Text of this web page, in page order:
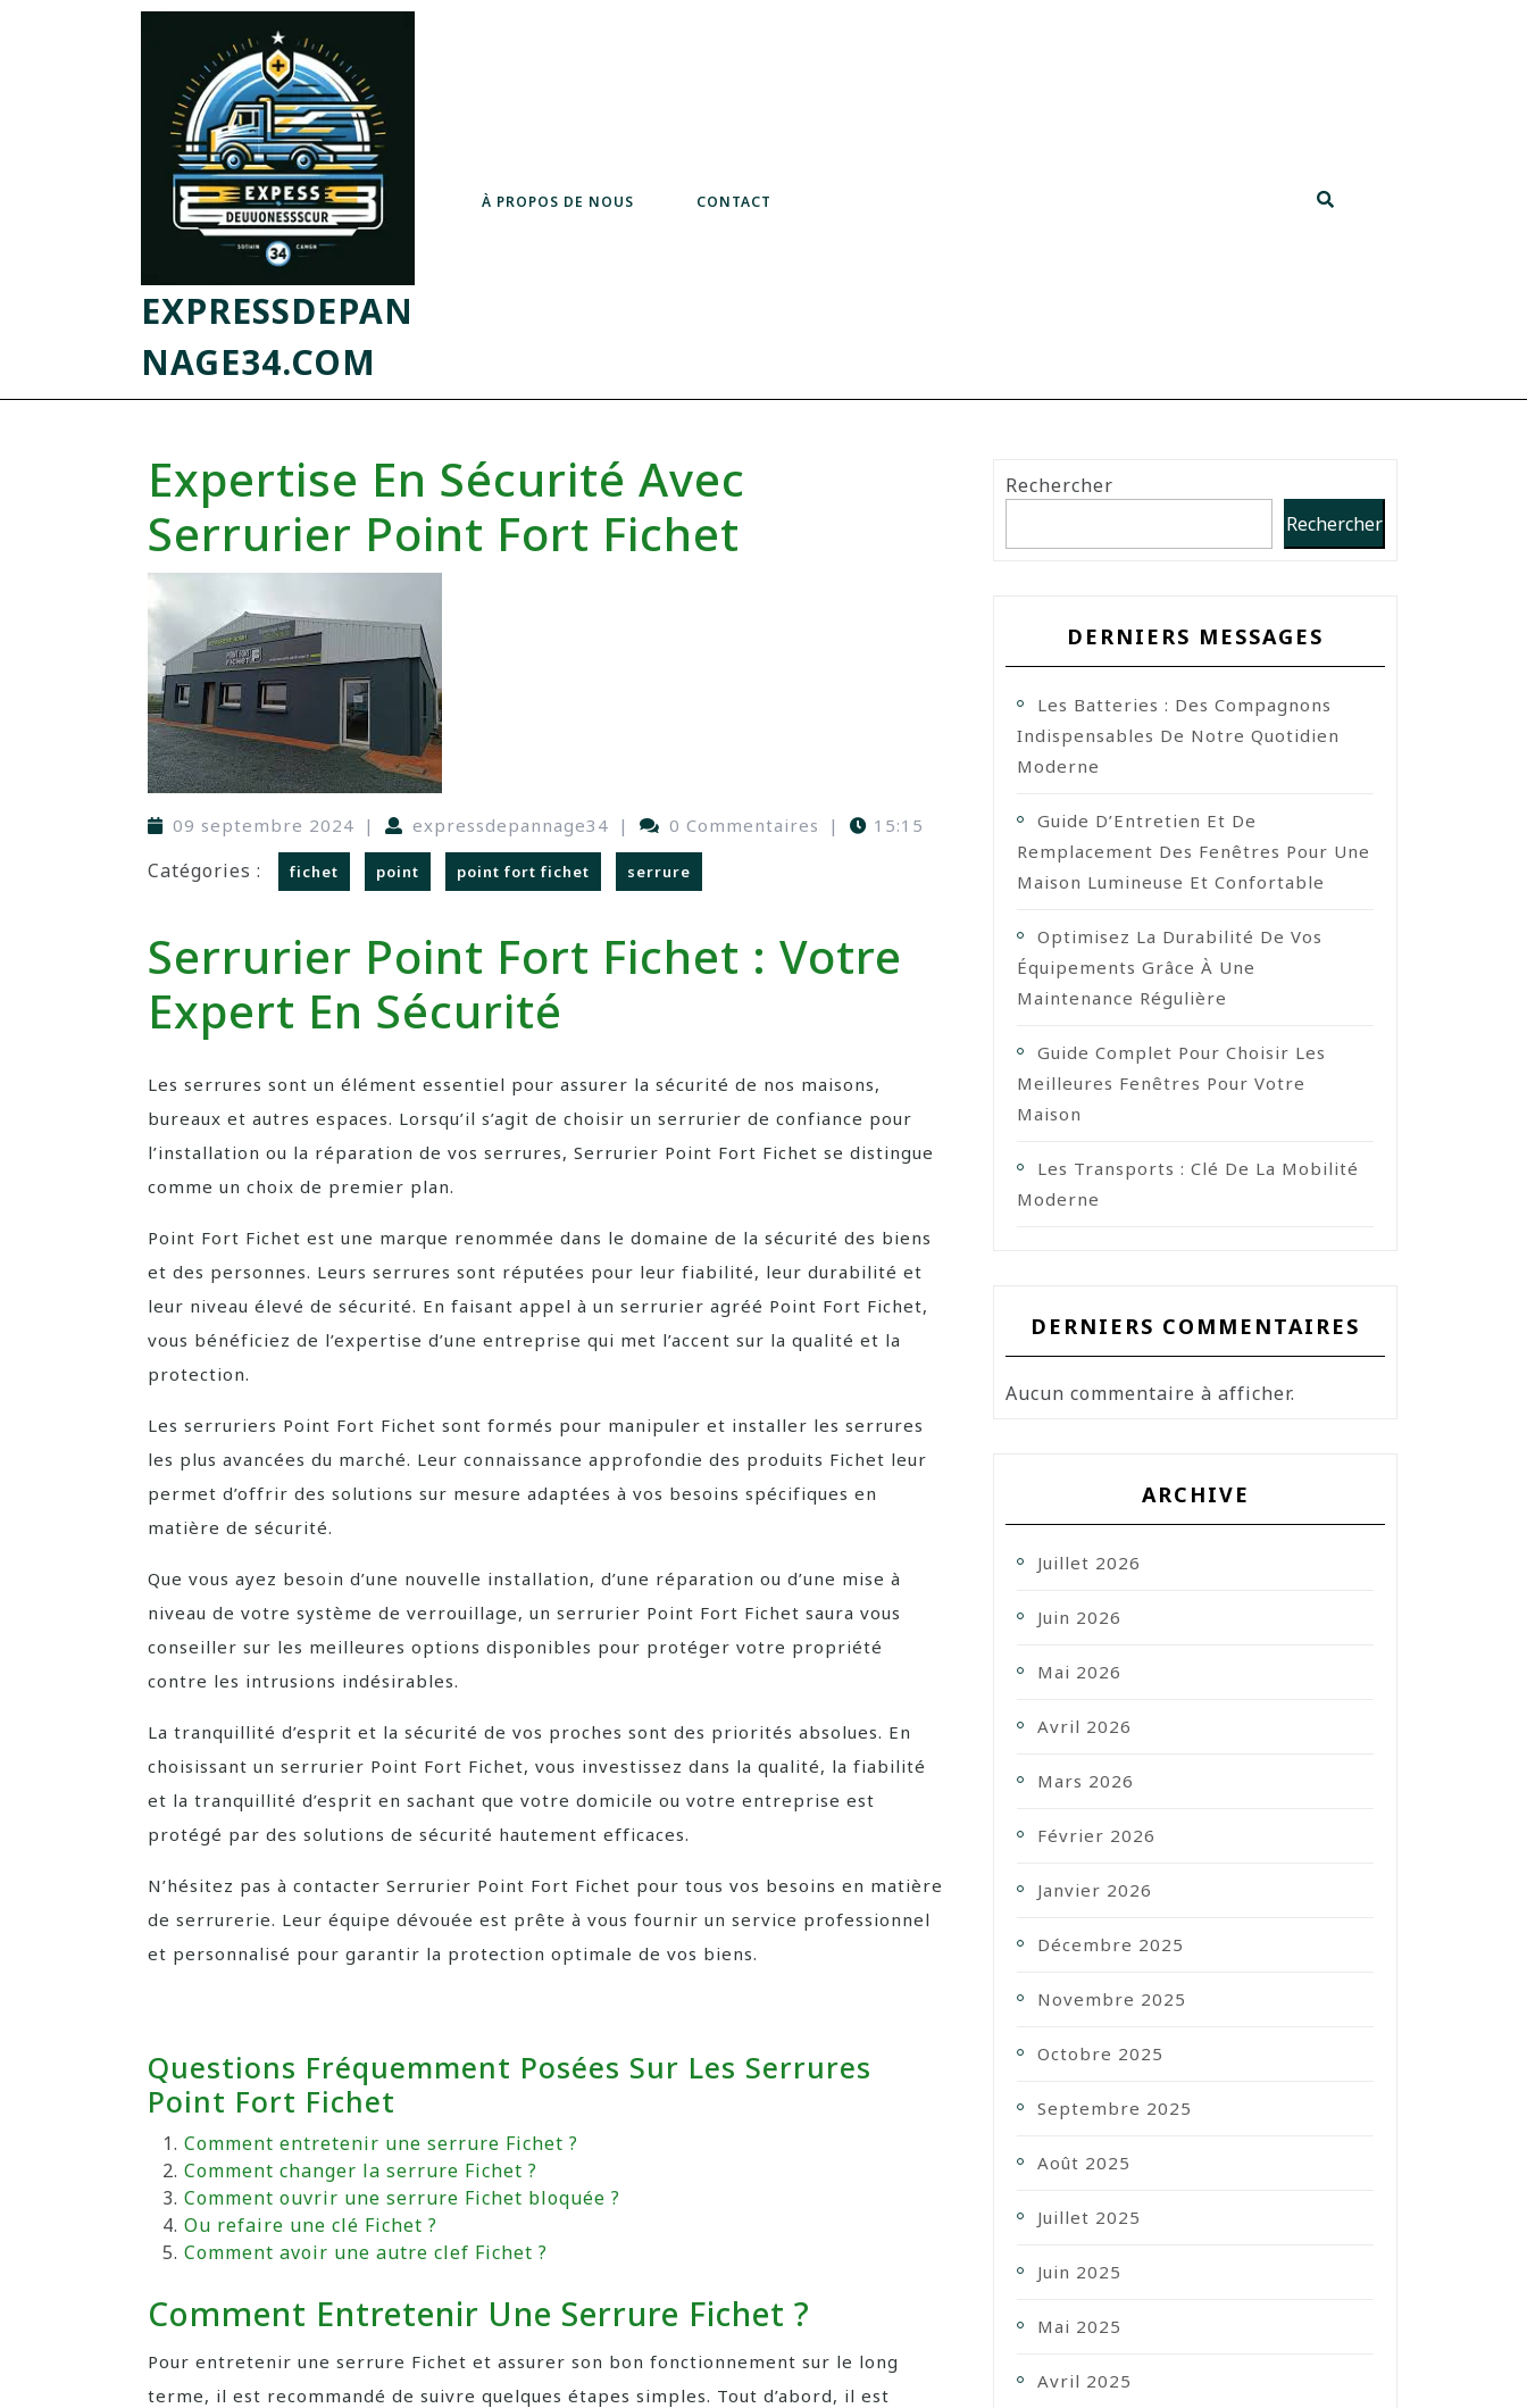
EXPRESSDEPAN
NAGE34.COM
À PROPOS DE NOUS CONTACT
Expertise En Sécurité Avec
Serrurier Point Fort Fichet
09 septembre 2024 | expressdepannage34 | 0 Commentaires | 15:15
Catégories : fichet point point fort fichet serrure
Serrurier Point Fort Fichet : Votre
Expert En Sécurité
Les serrures sont un élément essentiel pour assurer la sécurité de nos maisons,
bureaux et autres espaces. Lorsqu’il s’agit de choisir un serrurier de confiance pour
l’installation ou la réparation de vos serrures, Serrurier Point Fort Fichet se distingue
comme un choix de premier plan.
Point Fort Fichet est une marque renommée dans le domaine de la sécurité des biens
et des personnes. Leurs serrures sont réputées pour leur fiabilité, leur durabilité et
leur niveau élevé de sécurité. En faisant appel à un serrurier agréé Point Fort Fichet,
vous bénéficiez de l’expertise d’une entreprise qui met l’accent sur la qualité et la
protection.
Les serruriers Point Fort Fichet sont formés pour manipuler et installer les serrures
les plus avancées du marché. Leur connaissance approfondie des produits Fichet leur
permet d’offrir des solutions sur mesure adaptées à vos besoins spécifiques en
matière de sécurité.
Que vous ayez besoin d’une nouvelle installation, d’une réparation ou d’une mise à
niveau de votre système de verrouillage, un serrurier Point Fort Fichet saura vous
conseiller sur les meilleures options disponibles pour protéger votre propriété
contre les intrusions indésirables.
La tranquillité d’esprit et la sécurité de vos proches sont des priorités absolues. En
choisissant un serrurier Point Fort Fichet, vous investissez dans la qualité, la fiabilité
et la tranquillité d’esprit en sachant que votre domicile ou votre entreprise est
protégé par des solutions de sécurité hautement efficaces.
N’hésitez pas à contacter Serrurier Point Fort Fichet pour tous vos besoins en matière
de serrurerie. Leur équipe dévouée est prête à vous fournir un service professionnel
et personnalisé pour garantir la protection optimale de vos biens.
Questions Fréquemment Posées Sur Les Serrures
Point Fort Fichet
Comment entretenir une serrure Fichet ?
Comment changer la serrure Fichet ?
Comment ouvrir une serrure Fichet bloquée ?
Ou refaire une clé Fichet ?
Comment avoir une autre clef Fichet ?
Comment Entretenir Une Serrure Fichet ?
Pour entretenir une serrure Fichet et assurer son bon fonctionnement sur le long
terme, il est recommandé de suivre quelques étapes simples. Tout d’abord, il est
Rechercher
Rechercher
DERNIERS MESSAGES
Les Batteries : Des Compagnons
Indispensables De Notre Quotidien
Moderne
Guide D’Entretien Et De
Remplacement Des Fenêtres Pour Une
Maison Lumineuse Et Confortable
Optimisez La Durabilité De Vos
Équipements Grâce À Une
Maintenance Régulière
Guide Complet Pour Choisir Les
Meilleures Fenêtres Pour Votre
Maison
Les Transports : Clé De La Mobilité
Moderne
DERNIERS COMMENTAIRES
Aucun commentaire à afficher.
ARCHIVE
Juillet 2026
Juin 2026
Mai 2026
Avril 2026
Mars 2026
Février 2026
Janvier 2026
Décembre 2025
Novembre 2025
Octobre 2025
Septembre 2025
Août 2025
Juillet 2025
Juin 2025
Mai 2025
Avril 2025